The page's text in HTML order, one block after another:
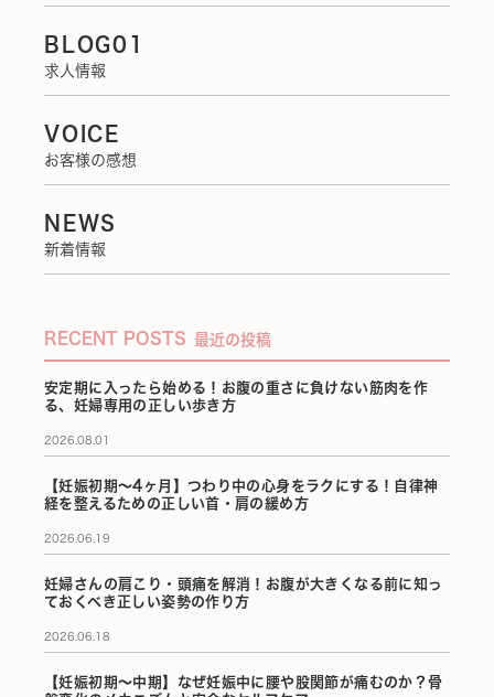
BLOG01
求人情報
VOICE
お客様の感想
NEWS
新着情報
RECENT POSTS 最近の投稿
安定期に入ったら始める！お腹の重さに負けない筋肉を作
る、妊婦専用の正しい歩き方
2026.08.01
【妊娠初期〜4ヶ月】つわり中の心身をラクにする！自律神
経を整えるための正しい首・肩の緩め方
2026.06.19
妊婦さんの肩こり・頭痛を解消！お腹が大きくなる前に知っ
ておくべき正しい姿勢の作り方
2026.06.18
【妊娠初期〜中期】なぜ妊娠中に腰や股関節が痛むのか？骨